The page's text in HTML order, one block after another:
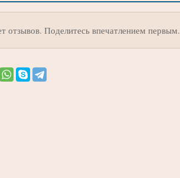
отзывов. Поделитесь впечатлением первым.